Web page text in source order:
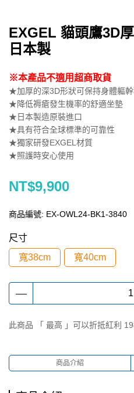
EXGEL 貓頭鷹3D
日本製
※本產品不適用超商取貨
★加厚的深3D形狀可保持身體軀
★降低褥瘡發生機率的舒適坐墊
★日本製造原裝進口
★具有符合全球標準的可靠性
★獨家研發EXGEL材質
★照護時安心使用
NT$9,900
商品編號: EX-OWL24-BK1-3840
尺寸
寬38cm
寬40cm
此商品 「 最高 」可以折抵紅利
商品介紹